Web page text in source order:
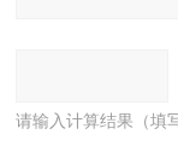
请输入计算结果（填